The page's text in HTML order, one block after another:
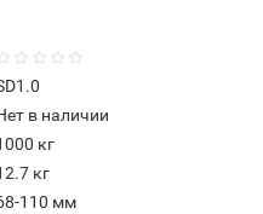
в наличии
кг
кг
110 мм